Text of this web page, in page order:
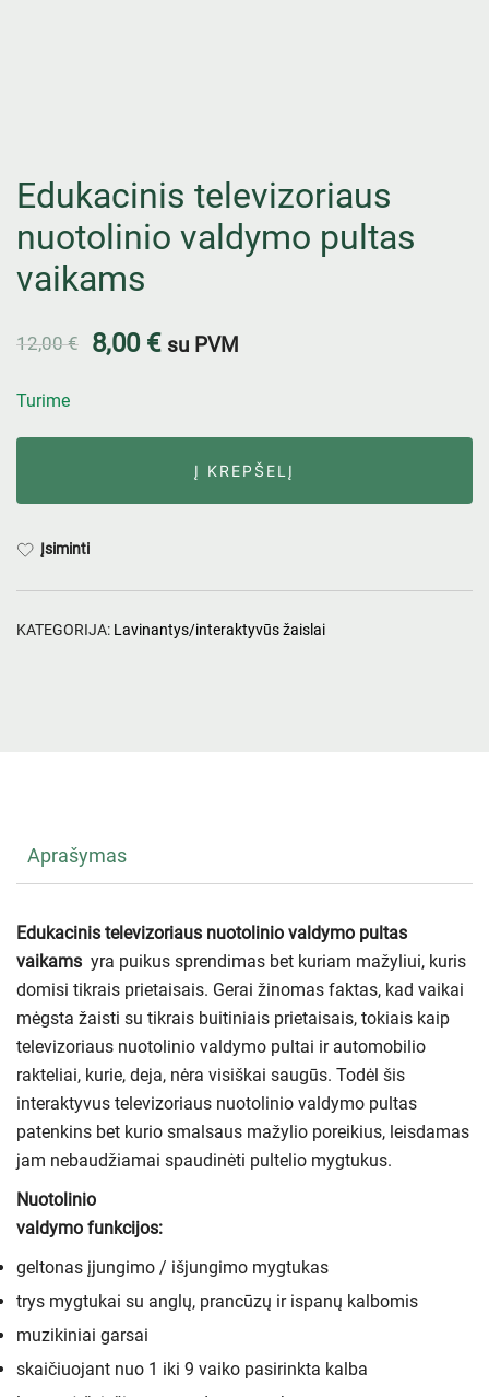
Edukacinis televizoriaus
nuotolinio valdymo pultas
vaikams
12,00€ 8,00 € su PVM
Turime
Į KREPŠELĮ
Įsiminti
KATEGORIJA: Lavinantys/interaktyvūs žaislai
Aprašymas
Edukacinis televizoriaus nuotolinio valdymo pultas
vaikams yra puikus sprendimas bet kuriam mažyliui, kuris
domisi tikrais prietaisais. Gerai žinomas faktas, kad vaikai
mėgsta žaisti su tikrais buitiniais prietaisais, tokiais kaip
televizoriaus nuotolinio valdymo pultai ir automobilio
rakteliai, kurie, deja, nėra visiškai saugūs. Todėl šis
interaktyvus televizoriaus nuotolinio valdymo pultas
patenkins bet kurio smalsaus mažylio poreikius, leisdamas
jam nebaudžiamai spaudinėti pultelio mygtukus.
Nuotolinio
valdymo funkcijos:
geltonas įjungimo / išjungimo mygtukas
trys mygtukai su anglų, prancūzų ir ispanų kalbomis
muzikiniai garsai
skaičiuojant nuo 1 iki 9 vaiko pasirinkta kalba